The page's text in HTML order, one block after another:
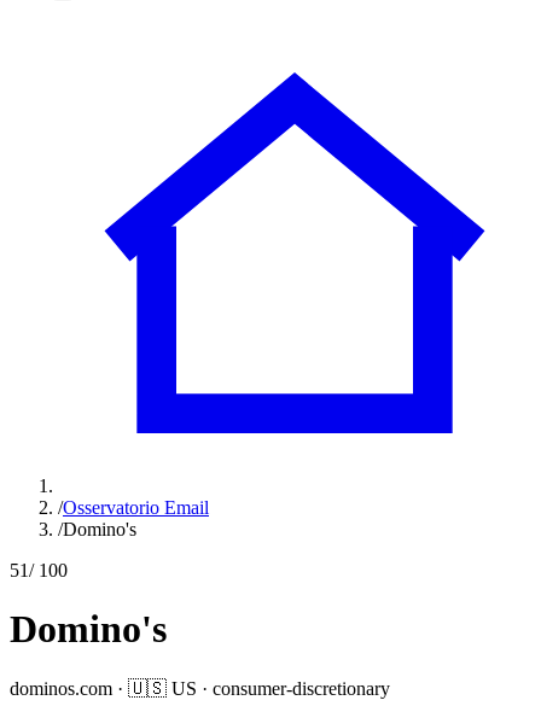
/Osservatorio Email
/Domino's
51/ 100
Domino's
dominos.com · 🇺🇸 US · consumer-discretionary